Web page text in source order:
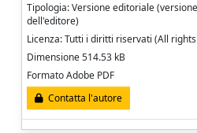
Tipologia: Versione editoriale
dell'editore)
Licenza: Tutti i diritti riservati (All
Dimensione 514.53 kB
Formato Adobe PDF
Contatta l'autore